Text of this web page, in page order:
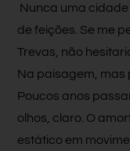
Nunca uma
de feições. Se me
Trevas, não
Na paisagem, mas
Poucos anos
olhos, claro. O
estático em